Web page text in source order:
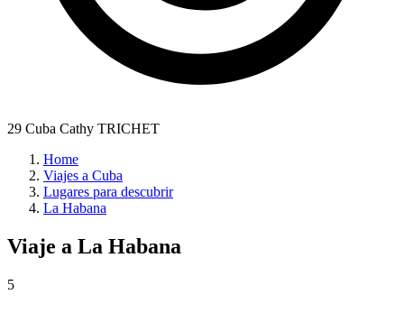
29 Cuba Cathy TRICHET
Home
Viajes a Cuba
Lugares para descubrir
La Habana
Viaje a La Habana
5